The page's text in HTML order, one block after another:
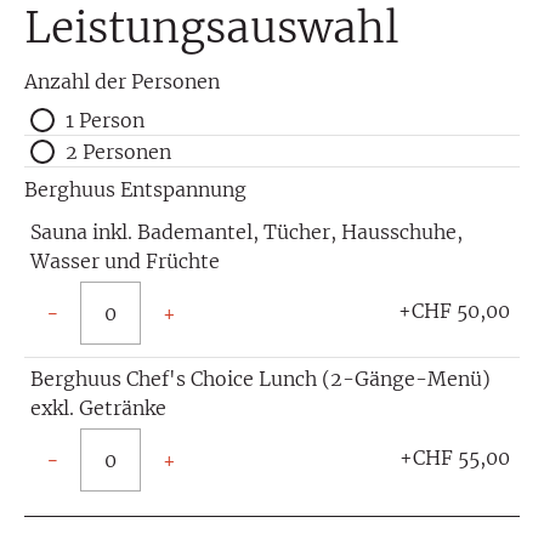
Leistungsauswahl
Anzahl der Personen
1 Person
2 Personen
Berghuus Entspannung
− +
Sauna inkl. Bademantel, Tücher, Hausschuhe,
Wasser und Früchte
+CHF 50,00
− +
Berghuus Chef's Choice Lunch (2-Gänge-Menü)
exkl. Getränke
+CHF 55,00